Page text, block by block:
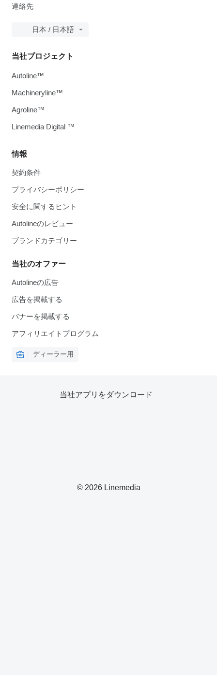
連絡先
日本 / 日本語
情報
契約条件
プライバシーポリシー
安全に関するヒント
Autolineのレビュー
ブランドカテゴリー
当社のオファー
Autolineの広告
広告を掲載する
バナーを掲載する
アフィリエイトプログラム
ディーラー用
当社プロジェクト
Autoline™
Machineryline™
Agroline™
Linemedia Digital ™
© 2026 Linemedia
当社アプリをダウンロード